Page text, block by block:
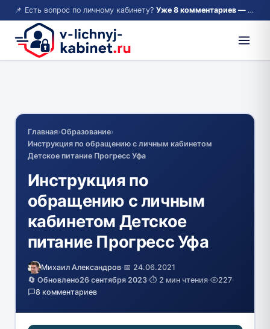
📌 Есть вопрос по личному кабинету? Уже 8 комментариев — возможно, ответ там!
Главная›Образование›
Инструкция по обращению с личным кабинетом
Детское питание Прогресс Уфa
Инструкция по
обращению с личным
кабинетом Детское
питание Прогресс Уфa
Михаил Александров·📅 24.06.2021
🔄 Обновлено26 сентября 2023·⏱️ 2 мин чтения· 227·
8 комментариев